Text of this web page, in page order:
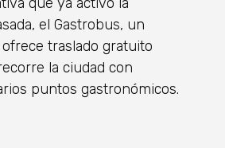
el Gastrobus, un
traslado gratuito
la ciudad con
puntos gastronómicos.